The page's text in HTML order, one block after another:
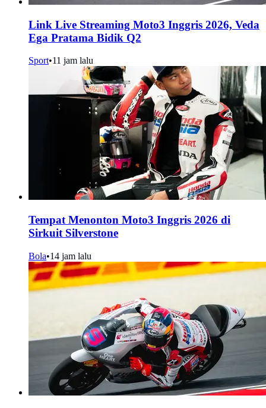
Link Live Streaming Moto3 Inggris 2026, Veda
Ega Pratama Bidik Q2
Sport•11 jam lalu
Tempat Menonton Moto3 Inggris 2026 di
Sirkuit Silverstone
Bola•14 jam lalu